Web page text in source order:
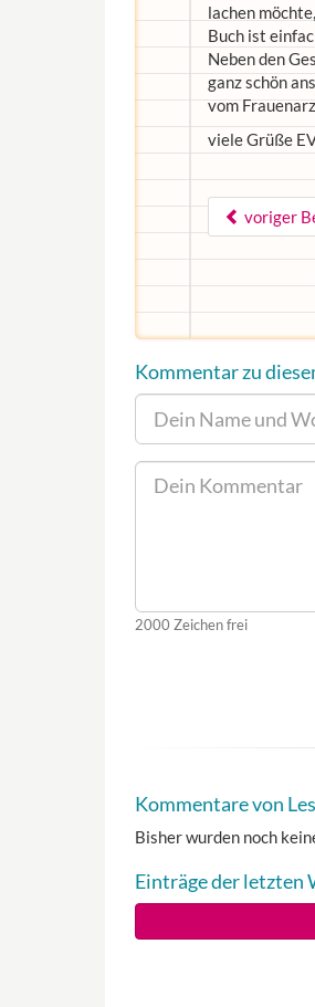
lachen
Buch ist
Neben den
ganz schön
vom
viele Grüße
voriger
Kommentar zu
2000 Zeichen frei
Kommentare von
Bisher wurden noch
Einträge der letzten